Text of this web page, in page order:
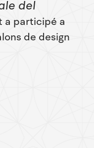
del
a participé a
de design